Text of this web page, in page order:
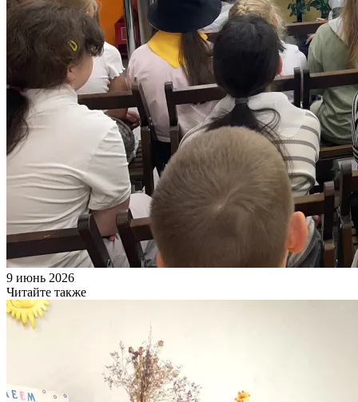
9 июнь 2026
Читайте также